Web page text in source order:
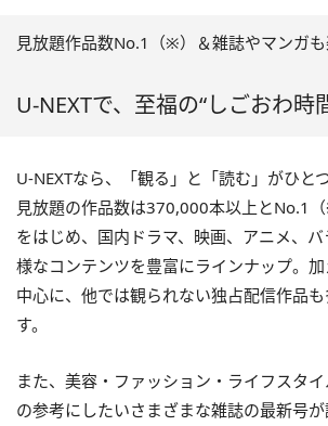
見放題作品数No.1（※）＆雑誌やマンガ
U-NEXTで、至福の“しごおわ時
U-NEXTなら、「観る」と「読む」がひと
見放題の作品数は370,000本以上とNo.1
をはじめ、国内ドラマ、映画、アニメ、
様なコンテンツを豊富にラインナップ。
中心に、他では観られない独占配信作品
す。
また、美容・ファッション・ライフスタ
の参考にしたいさまざまな雑誌の最新号